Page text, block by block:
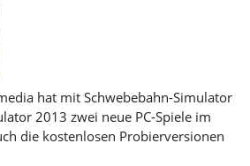
hat mit Schwebebahn-Simulator
2013 zwei neue PC-Spiele im
die kostenlosen Probierversionen